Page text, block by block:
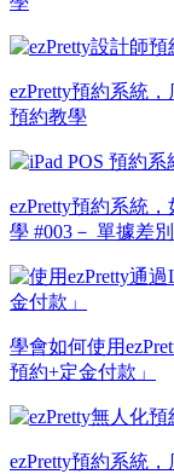
ezPretty預約系統
預約教學
ezPretty預約系統
學 #003－ 單據差
學會如何使用
預約+定金付款」
ezPretty預約系統